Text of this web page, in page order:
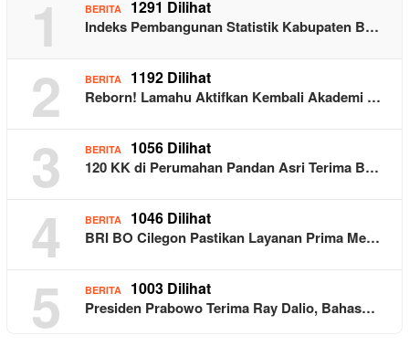
1 BERITA 1291 Dilihat
Indeks Pembangunan Statistik Kabupaten B…
2 BERITA 1192 Dilihat
Reborn! Lamahu Aktifkan Kembali Akademi …
3 BERITA 1056 Dilihat
120 KK di Perumahan Pandan Asri Terima B…
4 BERITA 1046 Dilihat
BRI BO Cilegon Pastikan Layanan Prima Me…
5 BERITA 1003 Dilihat
Presiden Prabowo Terima Ray Dalio, Bahas…